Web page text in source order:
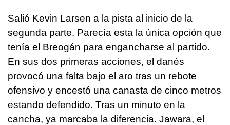
Salió Kevin Larsen a la pista al inicio de la
segunda parte. Parecía esta la única opción que
tenía el Breogán para engancharse al partido.
En sus dos primeras acciones, el danés
provocó una falta bajo el aro tras un rebote
ofensivo y encestó una canasta de cinco metros
estando defendido. Tras un minuto en la
cancha, ya marcaba la diferencia. Jawara, el